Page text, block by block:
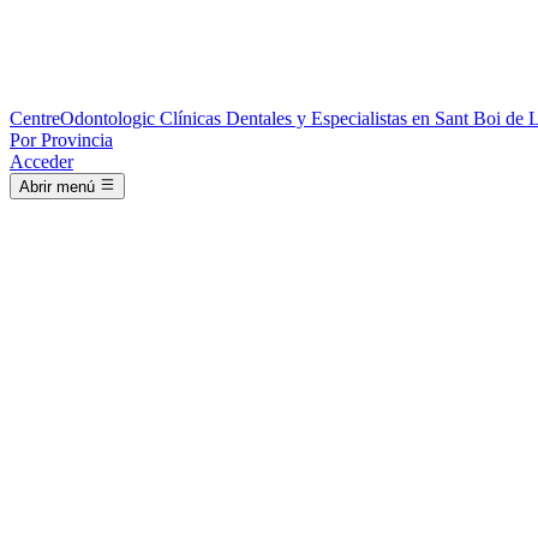
CentreOdontologic Clínicas Dentales y Especialistas en Sant Boi de
Por Provincia
Acceder
Abrir menú